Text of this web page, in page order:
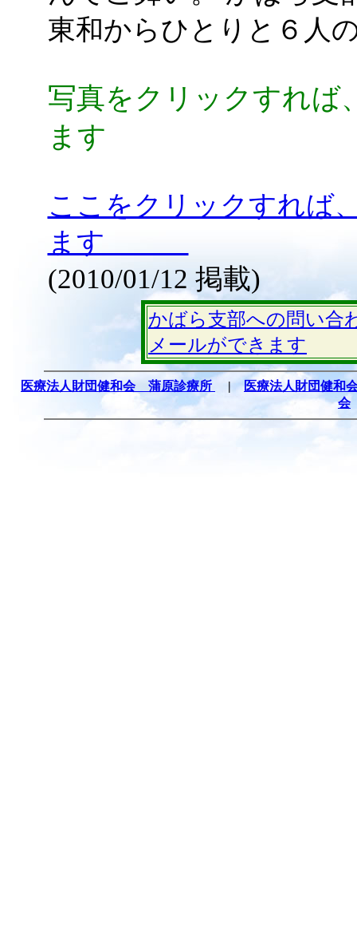
東和からひとりと６人
写真をクリックすれば
ます
ここをクリックすれば
ます
(2010/01/12 掲載)
かばら支部への問い合
メールができます
医療法人財団健和会 蒲原診療所 |医療法人財団健和
会